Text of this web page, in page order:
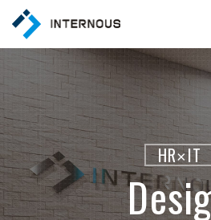
TOP トップページ
COMPANY 会社情報
CSR 社会的取り組み